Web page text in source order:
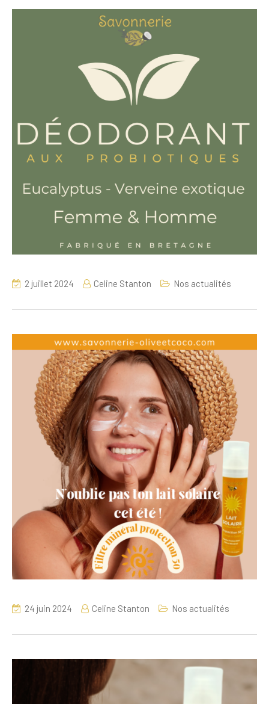
2 juillet 2024 Celine Stanton Nos actualités
24 juin 2024 Celine Stanton Nos actualités